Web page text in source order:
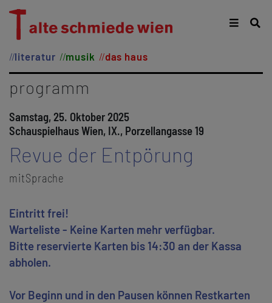
literatur musik das haus
programm
Samstag, 25. Oktober 2025
Schauspielhaus Wien, IX., Porzellangasse 19
Revue der Entpörung
mitSprache
Eintritt frei!
Warteliste - Keine Karten mehr verfügbar.
Bitte reservierte Karten bis 14:30 an der Kassa
abholen.
Vor Beginn und in den Pausen können Restkarten